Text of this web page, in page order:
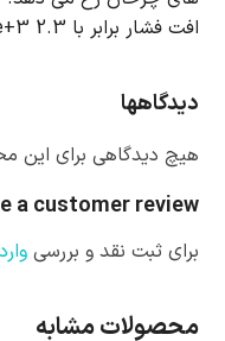
افت فشار برابر با 2.3 e+3 قابل استخراج است.
دیدگاهها
هیچ دیدگاهی برای
a customer review
برای ثبت نقد و بررسی
محصولات مشابه